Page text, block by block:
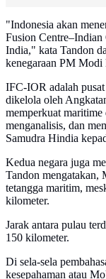
"Indonesia akan
Fusion
India," kata Tandon
kenegaraan PM Modi
IFC-IOR adalah
dikelola oleh
memperkuat maritime
menganalisis, dan
Samudra Hindia
Kedua negara juga
Tandon mengatakan,
tetangga maritim,
kilometer.
Jarak antara pulau
150 kilometer.
Di sela-sela
kesepahaman atau